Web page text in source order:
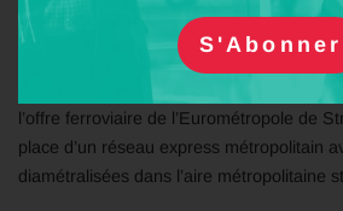
La Fnaut Grand Est se doit de rappeler
a proposé et largement développé dès
d’Ibiro Ahmed Ibiro, « Étude prospective
l’offre ferroviaire de l’Eurométropole de
place d’un réseau express métropolitain
diamétralisées dans l’aire métropolitaine